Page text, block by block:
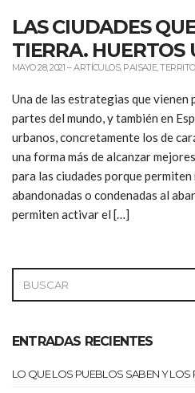
LAS CIUDADES
TIERRA. HUERTOS
MAYO 28, 2021 –ARTÍCULOS, PAISAJE,
Una de las estrategias que vienen
partes del mundo, y también en
urbanos, concretamente los de
una forma más de alcanzar
para las ciudades porque
abandonadas o condenadas al
permiten activar el […]
FOR:
ENTRADAS RECIENTES
LO QUE LOS PUEBLOS SABEN Y LOS